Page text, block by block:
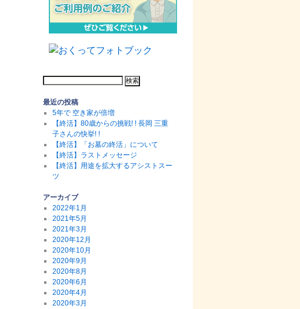
最近の投稿
5年で 空き家が倍増
【終活】80歳からの挑戦! ! 長岡 三重
子さんの快挙! !
【終活】「お墓の終活」について
【終活】ラストメッセージ
【終活】用途を拡大するアシストスー
ツ
アーカイブ
2022年1月
2021年5月
2021年3月
2020年12月
2020年10月
2020年9月
2020年8月
2020年6月
2020年4月
2020年3月